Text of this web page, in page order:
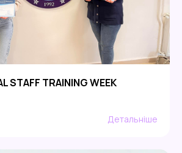
STAFF TRAINING WEEK
Детальніше